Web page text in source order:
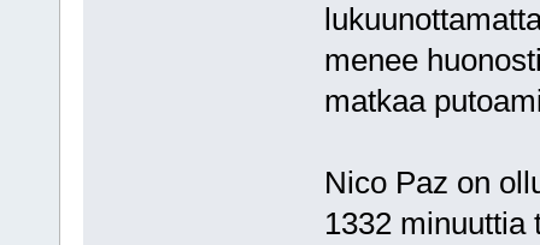
menee
matkaa
Nico Paz on
1332 minuuttia